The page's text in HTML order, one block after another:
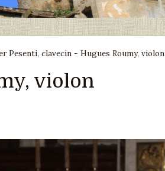
Pesenti, clavecin - Hugues Roumy, violon
violon